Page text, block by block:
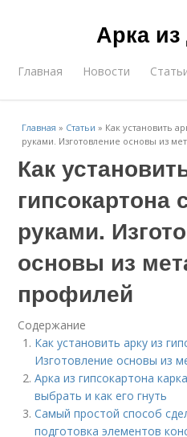
Арка
Главная Новости
Главная » Статьи » Как установить
руками. Изготовление основы из
Как
гипсокартона
руками.
основы из
профилей
Содержание
Как установить арку из
Изготовление основы из
Арка из гипсокартона
выбрать и как его гнуть
Самый простой способ
подготовка элементов